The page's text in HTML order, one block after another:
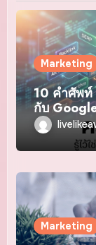
Marketing
10 คำศัพ
กับ
Marketing